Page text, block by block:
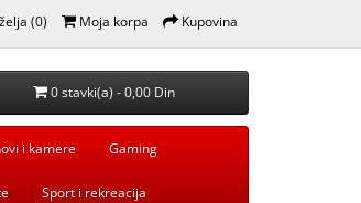
(0) Moja korpa Kupovina
0 stavki(a) - 0,00 Din
i kamere Gaming
Sport i rekreacija